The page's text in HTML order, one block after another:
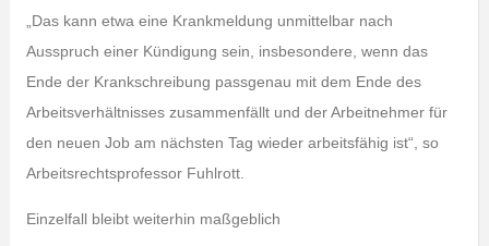
„Das kann etwa eine Krankmeldung unmittelbar nach
Ausspruch einer Kündigung sein, insbesondere, wenn das
Ende der Krankschreibung passgenau mit dem Ende des
Arbeitsverhältnisses zusammenfällt und der Arbeitnehmer für
den neuen Job am nächsten Tag wieder arbeitsfähig ist“, so
Arbeitsrechtsprofessor Fuhlrott.
Einzelfall bleibt weiterhin maßgeblich